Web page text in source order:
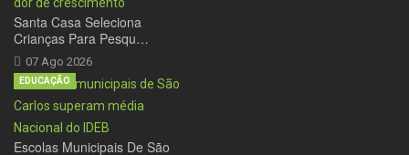
Santa Casa Seleciona
Crianças Para Pesqu…
07 Ago 2026
Escolas Municipais De São
EDUCAÇÃO